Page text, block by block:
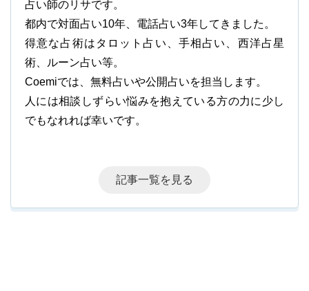
占い師のリサです。
都内で対面占い10年、電話占い3年してきました。
得意な占術はタロット占い、手相占い、西洋占星
術、ルーン占い等。
Coemiでは、無料占いや公開占いを担当します。
人には相談しずらい悩みを抱えている方の力に少し
でもなれれば幸いです。
記事一覧を見る